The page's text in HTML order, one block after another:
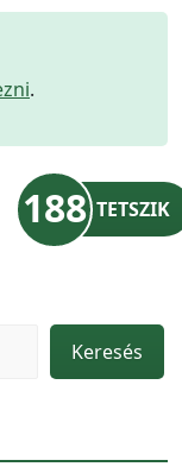
.
188 TETSZIK
Keresés